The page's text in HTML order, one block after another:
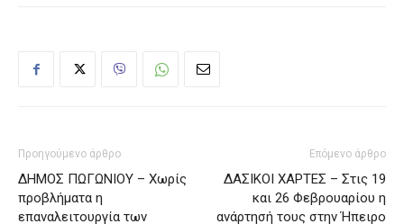
Προηγούμενο άρθρο
ΔΗΜΟΣ ΠΩΓΩΝΙΟΥ – Χωρίς
προβλήματα η
επαναλειτουργία των
Επόμενο άρθρο
ΔΑΣΙΚΟΙ ΧΑΡΤΕΣ – Στις 19
και 26 Φεβρουαρίου η
ανάρτησή τους στην Ήπειρο